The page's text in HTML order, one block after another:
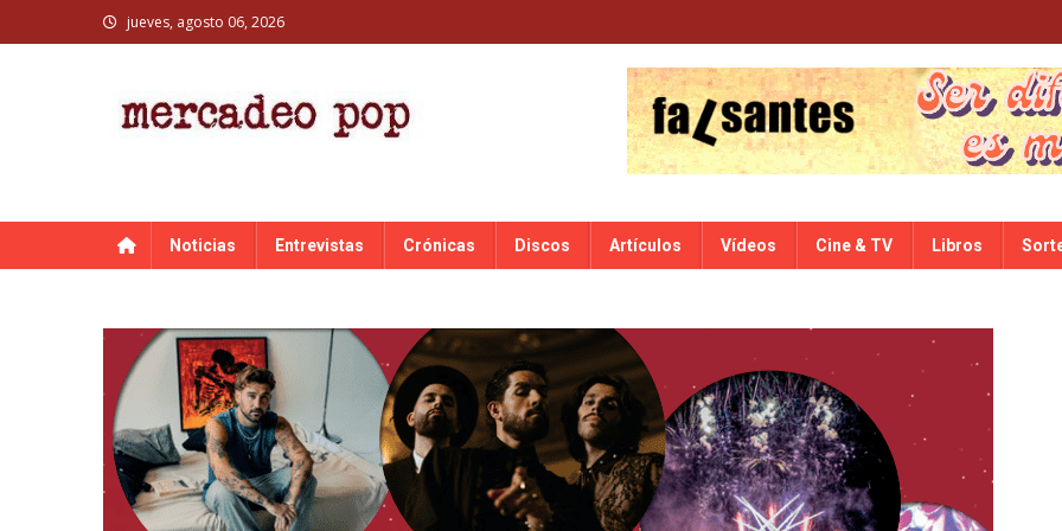
to
jueves, agosto 06, 2026
Noticias Entrevistas Crónicas Discos Artículos Vídeos Cine & TV Libros